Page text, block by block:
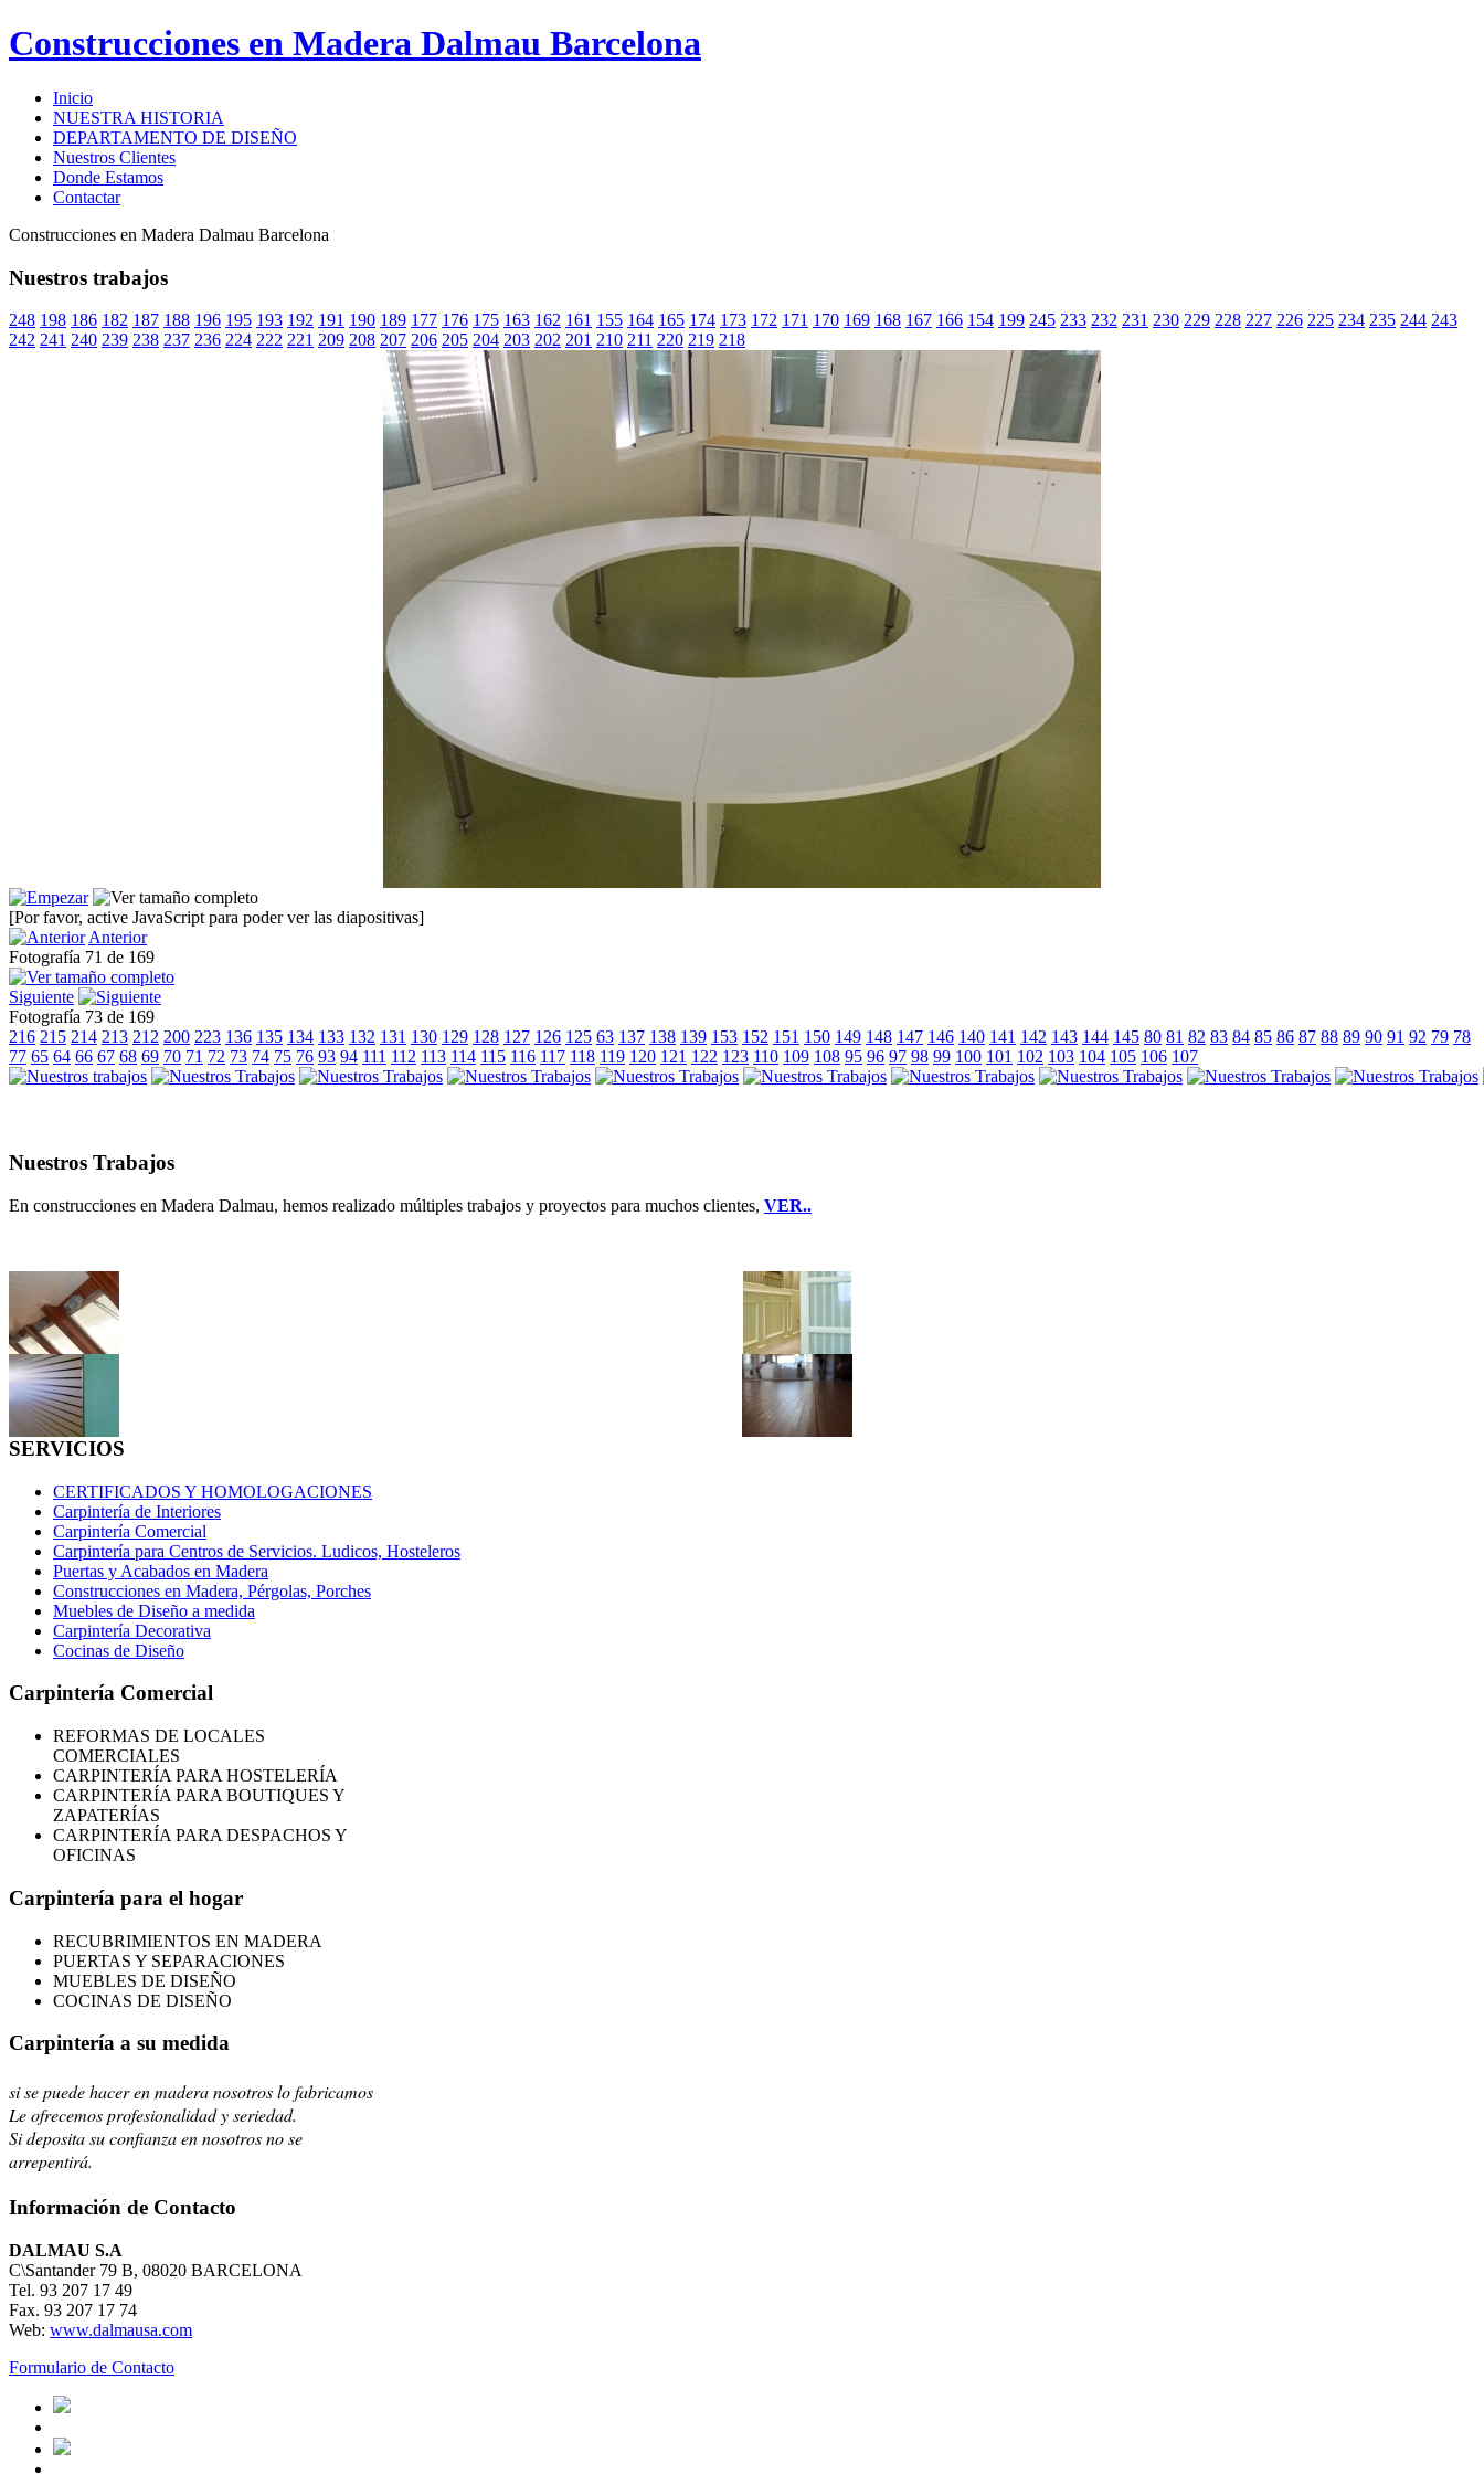
Construcciones en Madera Dalmau Barcelona
Inicio
NUESTRA HISTORIA
DEPARTAMENTO DE DISEÑO
Nuestros Clientes
Donde Estamos
Contactar
Construcciones en Madera Dalmau Barcelona
Nuestros trabajos
248 198 186 182 187 188 196 195 193 192 191 190 189 177 176 175 163 162 161 155 164 165 174 173 172 171 170 169 168 167 166 154 199 245 233 232 231 230 229 228 227 226 225 234 235 244 243
242 241 240 239 238 237 236 224 222 221 209 208 207 206 205 204 203 202 201 210 211 220 219 218
[Por favor, active JavaScript para poder ver las diapositivas]
Anterior
Fotografía 71 de 169
Siguiente
Fotografía 73 de 169
216 215 214 213 212 200 223 136 135 134 133 132 131 130 129 128 127 126 125 63 137 138 139 153 152 151 150 149 148 147 146 140 141 142 143 144 145 80 81 82 83 84 85 86 87 88 89 90 91 92 79 78
77 65 64 66 67 68 69 70 71 72 73 74 75 76 93 94 111 112 113 114 115 116 117 118 119 120 121 122 123 110 109 108 95 96 97 98 99 100 101 102 103 104 105 106 107
Nuestros Trabajos
En construcciones en Madera Dalmau, hemos realizado múltiples trabajos y proyectos para muchos clientes, VER..
SERVICIOS
CERTIFICADOS Y HOMOLOGACIONES
Carpintería de Interiores
Carpintería Comercial
Carpintería para Centros de Servicios. Ludicos, Hosteleros
Puertas y Acabados en Madera
Construcciones en Madera, Pérgolas, Porches
Muebles de Diseño a medida
Carpintería Decorativa
Cocinas de Diseño
Carpintería Comercial
REFORMAS DE LOCALES
COMERCIALES
CARPINTERÍA PARA HOSTELERÍA
CARPINTERÍA PARA BOUTIQUES Y
ZAPATERÍAS
CARPINTERÍA PARA DESPACHOS Y
OFICINAS
Carpintería para el hogar
RECUBRIMIENTOS EN MADERA
PUERTAS Y SEPARACIONES
MUEBLES DE DISEÑO
COCINAS DE DISEÑO
Carpintería a su medida
si se puede hacer en madera nosotros lo fabricamos
Le ofrecemos profesionalidad y seriedad.
Si deposita su confianza en nosotros no se
arrepentirá.
Información de Contacto
DALMAU S.A
C\Santander 79 B, 08020 BARCELONA
Tel. 93 207 17 49
Fax. 93 207 17 74
Web: www.dalmausa.com
Formulario de Contacto